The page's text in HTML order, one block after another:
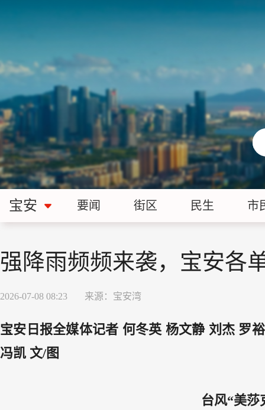
宝安 要闻 街区 民生 市
强降雨频频来袭，宝安各
2026-07-08 08:23 来源： 宝安湾
宝安日报全媒体记者 何冬英 杨文静 刘杰 罗
冯凯 文/图
台风“美莎